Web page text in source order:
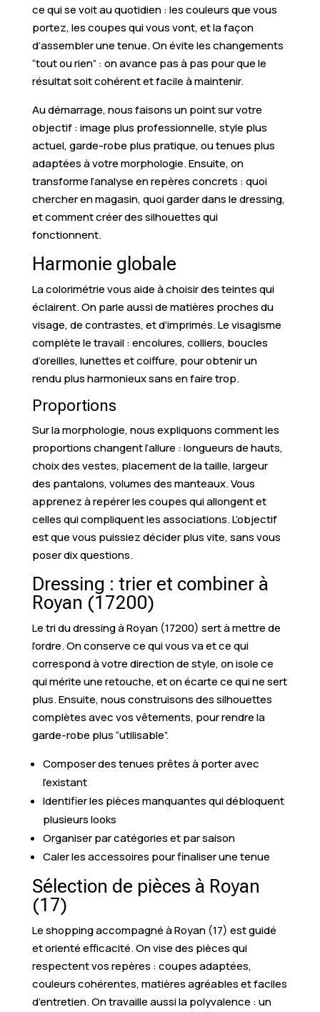
ce qui se voit au quotidien : les couleurs que vous
portez, les coupes qui vous vont, et la façon
d’assembler une tenue. On évite les changements
“tout ou rien” : on avance pas à pas pour que le
résultat soit cohérent et facile à maintenir.
Au démarrage, nous faisons un point sur votre
objectif : image plus professionnelle, style plus
actuel, garde-robe plus pratique, ou tenues plus
adaptées à votre morphologie. Ensuite, on
transforme l’analyse en repères concrets : quoi
chercher en magasin, quoi garder dans le dressing,
et comment créer des silhouettes qui
fonctionnent.
Harmonie globale
La colorimétrie vous aide à choisir des teintes qui
éclairent. On parle aussi de matières proches du
visage, de contrastes, et d’imprimés. Le visagisme
complète le travail : encolures, colliers, boucles
d’oreilles, lunettes et coiffure, pour obtenir un
rendu plus harmonieux sans en faire trop.
Proportions
Sur la morphologie, nous expliquons comment les
proportions changent l’allure : longueurs de hauts,
choix des vestes, placement de la taille, largeur
des pantalons, volumes des manteaux. Vous
apprenez à repérer les coupes qui allongent et
celles qui compliquent les associations. L’objectif
est que vous puissiez décider plus vite, sans vous
poser dix questions.
Dressing : trier et combiner à
Royan (17200)
Le tri du dressing à Royan (17200) sert à mettre de
l’ordre. On conserve ce qui vous va et ce qui
correspond à votre direction de style, on isole ce
qui mérite une retouche, et on écarte ce qui ne sert
plus. Ensuite, nous construisons des silhouettes
complètes avec vos vêtements, pour rendre la
garde-robe plus “utilisable”.
Composer des tenues prêtes à porter avec
l’existant
Identifier les pièces manquantes qui débloquent
plusieurs looks
Organiser par catégories et par saison
Caler les accessoires pour finaliser une tenue
Sélection de pièces à Royan
(17)
Le shopping accompagné à Royan (17) est guidé
et orienté efficacité. On vise des pièces qui
respectent vos repères : coupes adaptées,
couleurs cohérentes, matières agréables et faciles
d’entretien. On travaille aussi la polyvalence : un